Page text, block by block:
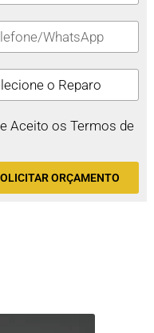
Aceito os Termos de
ORÇAMENTO